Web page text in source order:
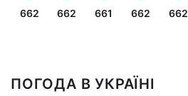
662 662 661 662 662
ПОГОДА В УКРАЇНІ